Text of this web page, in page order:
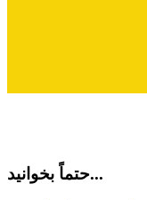
حتماً بخوانید...